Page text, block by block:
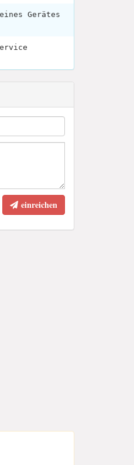
Gerätes
einreichen